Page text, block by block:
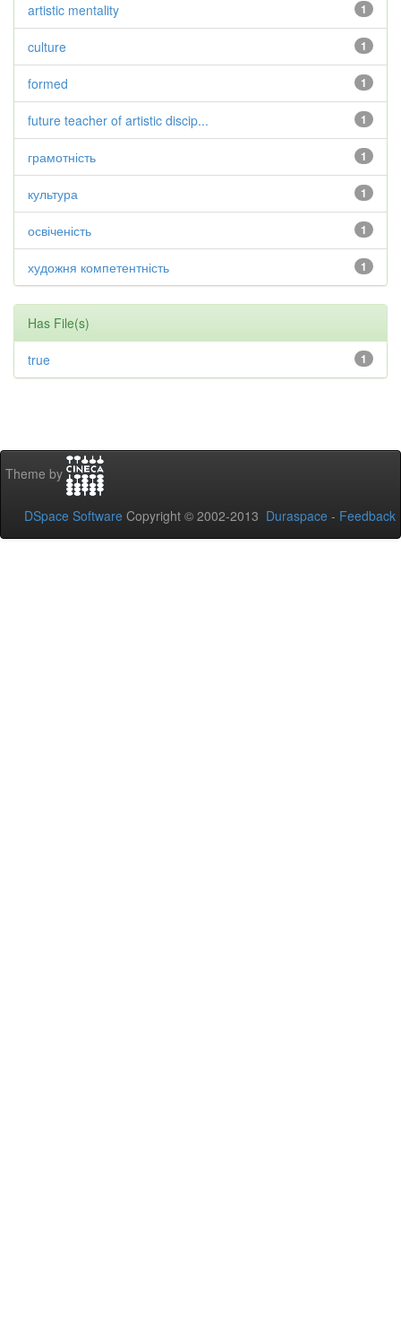
1
artistic mentality
1
culture
1
formed
1
future teacher of artistic discip...
1
грамотність
1
культура
1
освіченість
1
художня компетентність
Has File(s)
1
true
Theme by
DSpace Software Copyright © 2002-2013 Duraspace - Feedback